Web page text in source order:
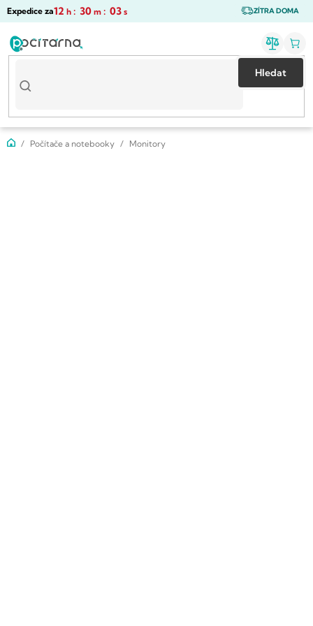
Přejít
ZÍTRA DOMA
Expedice za12 h : 30 m : 02 s
Hledat
DomůPočítače a notebooky Monitory